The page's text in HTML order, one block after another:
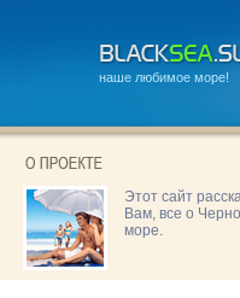
наше любимое море!
Этот сайт
Вам, все о
море.